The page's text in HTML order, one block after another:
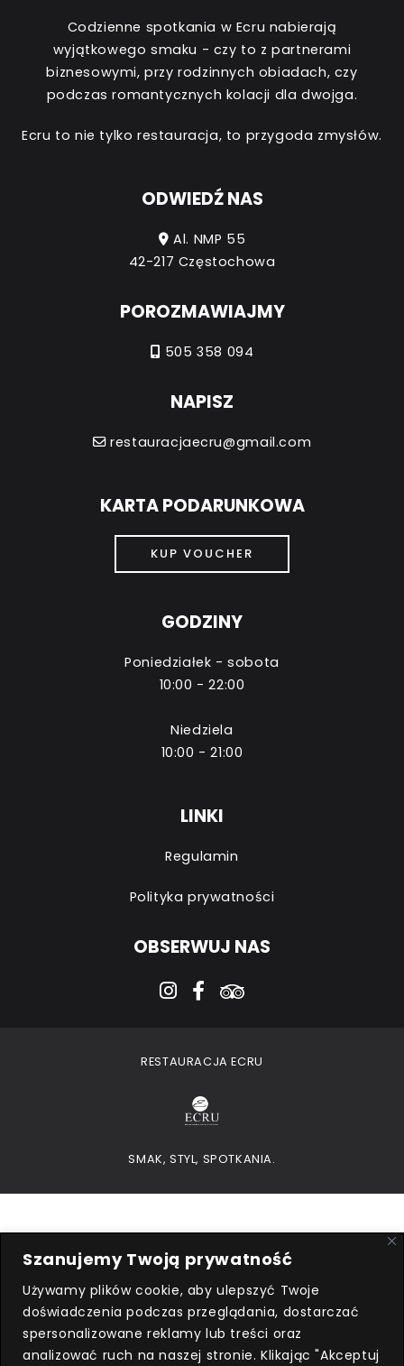
Szanujemy Twoją prywatność
Używamy plików cookie, aby ulepszyć Twoje
doświadczenia podczas przeglądania, dostarczać
spersonalizowane reklamy lub treści oraz
analizować ruch na naszej stronie. Klikając "Akceptuj
Codzienne spotkania w Ecru nabierają
wyjątkowego smaku - czy to z partnerami
biznesowymi, przy rodzinnych obiadach, czy
podczas romantycznych kolacji dla dwojga.
Ecru to nie tylko restauracja, to przygoda zmysłów.
ODWIEDŹ NAS
Al. NMP 55
42-217 Częstochowa
POROZMAWIAJMY
505 358 094
NAPISZ
restauracjaecru@gmail.com
KARTA PODARUNKOWA
KUP VOUCHER
GODZINY
Poniedziałek - sobota
10:00 - 22:00
Niedziela
10:00 - 21:00
LINKI
Regulamin
Polityka prywatności
OBSERWUJ NAS
instagram
facebook-f
tripadvisor
RESTAURACJA ECRU
SMAK, STYL, SPOTKANIA.
Przedsiębiorca uzyskał subwencję
finansową w ramach programu